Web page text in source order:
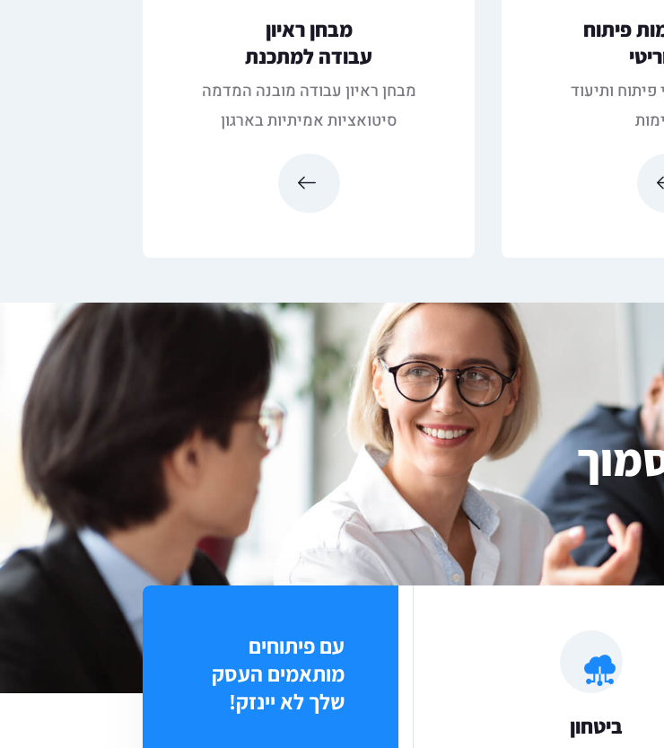
פיתוח
פיתוח ותיעוד
מבחן ראיון
עבודה למתכנת
מבחן ראיון עבודה מובנה המדמה
סיטואציות אמיתיות בארגון
ביטחון
עם פיתוחים
מותאמים העסק
שלך לא יינזק!